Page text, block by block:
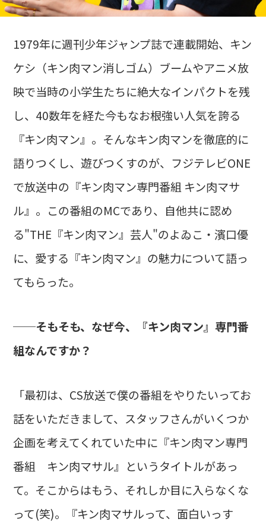
1979年に週刊少年ジャンプ誌で連載開始、キン
ケシ（キン肉マン消しゴム）ブームやアニメ放
映で当時の小学生たちに絶大なインパクトを残
し、40数年を経た今もなお根強い人気を誇る
『キン肉マン』。そんなキン肉マンを徹底的に
語りつくし、遊びつくすのが、フジテレビONE
で放送中の『キン肉マン専門番組 キン肉マサ
ル』。この番組のMCであり、自他共に認め
る"THE『キン肉マン』芸人"のよゐこ・濱口優
に、愛する『キン肉マン』の魅力について語っ
てもらった。
──そもそも、なぜ今、『キン肉マン』専門番
組なんですか？
「最初は、CS放送で僕の番組をやりたいってお
話をいただきまして、スタッフさんがいくつか
企画を考えてくれていた中に『キン肉マン専門
番組 キン肉マサル』というタイトルがあっ
て。そこからはもう、それしか目に入らなくな
って(笑)。『キン肉マサルって、面白いっす